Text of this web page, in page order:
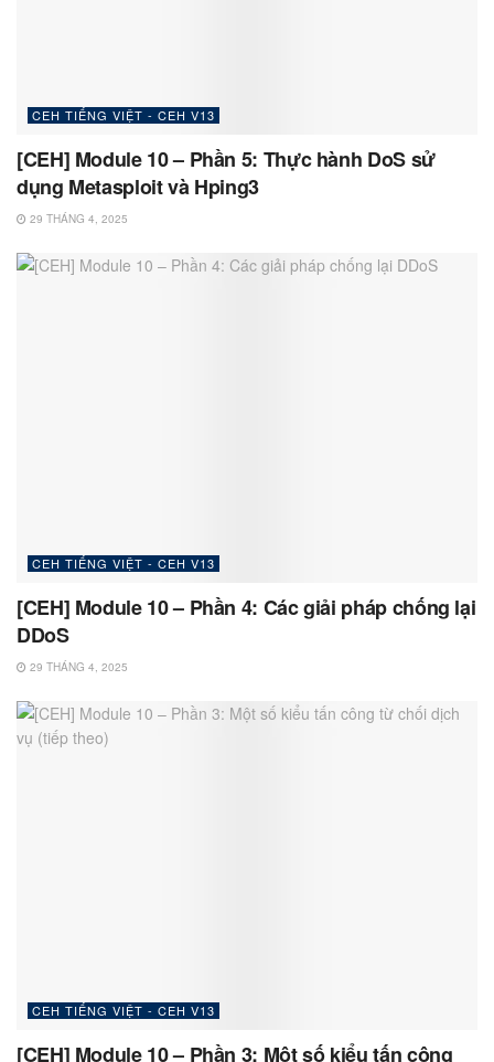
CEH TIẾNG VIỆT - CEH V13
[CEH] Module 10 – Phần 5: Thực hành DoS sử
dụng Metasploit và Hping3
29 THÁNG 4, 2025
CEH TIẾNG VIỆT - CEH V13
[CEH] Module 10 – Phần 4: Các giải pháp chống lại
DDoS
29 THÁNG 4, 2025
CEH TIẾNG VIỆT - CEH V13
[CEH] Module 10 – Phần 3: Một số kiểu tấn công